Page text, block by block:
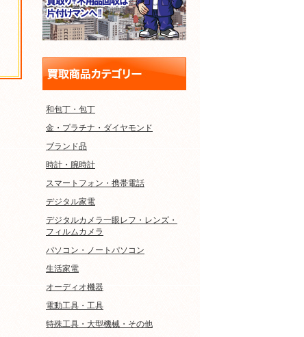
和包丁・包丁
金・プラチナ・ダイヤモンド
ブランド品
時計・腕時計
スマートフォン・携帯電話
デジタル家電
デジタルカメラ一眼レフ・レンズ・
フィルムカメラ
パソコン・ノートパソコン
生活家電
オーディオ機器
電動工具・工具
特殊工具・大型機械・その他